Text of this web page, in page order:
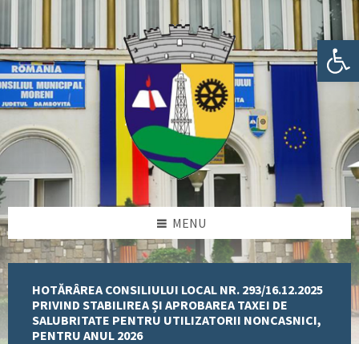
Deschide bara de unelte
sidebar
sidebar
MENU
HOTĂRÂREA CONSILIULUI LOCAL NR. 293/16.12.2025
PRIVIND STABILIREA ȘI APROBAREA TAXEI DE
SALUBRITATE PENTRU UTILIZATORII NONCASNICI,
PENTRU ANUL 2026